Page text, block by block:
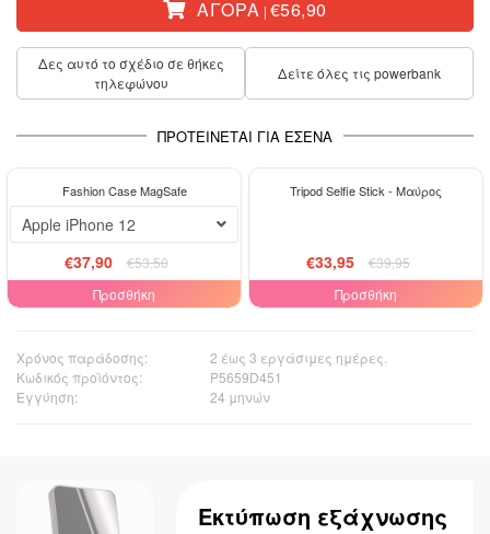
ΑΓΟΡΆ | €56,90
Δες αυτό το σχέδιο σε θήκες
τηλεφώνου
Δείτε όλες τις powerbank
ΠΡΟΤΕΊΝΕΤΑΙ ΓΙΑ ΕΣΈΝΑ
Fashion Case MagSafe
Apple iPhone 12
€37,90
€53,50
Προσθήκη
-15%
Tripod Selfie Stick - Μαύρος
€33,95
€39,95
Προσθήκη
Χρόνος παράδοσης:
2 έως 3 εργάσιμες ημέρες.
Κωδικός προϊόντος:
P5659D451
Εγγύηση:
24 μηνών
Εκτύπωση εξάχνωσης